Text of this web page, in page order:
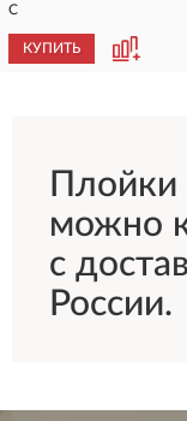
С
КУПИТЬ
Плойки
можно
с
России.